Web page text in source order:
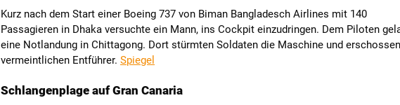
Kurz nach dem Start einer Boeing 737 von Biman Bangladesch Airlines mit 140
Passagieren in Dhaka versuchte ein Mann, ins Cockpit einzudringen. Dem Piloten
eine Notlandung in Chittagong. Dort stürmten Soldaten die Maschine und
vermeintlichen Entführer. Spiegel
Schlangenplage auf Gran Canaria